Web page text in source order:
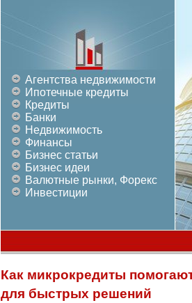
Агентства недвижимости
Ипотечные кредиты
Кредиты
Банки
Недвижимость
Финансы
Бизнес статьи
Бизнес идеи
Валютные рынки, Форекс
Инвестиции
Как микрокредиты
для быстрых решений